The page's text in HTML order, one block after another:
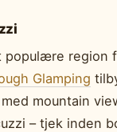
populære region
Glamping
mountain
– tjek inden